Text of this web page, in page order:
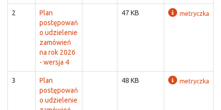
2
Plan
postępowań
o udzielenie
zamówień
na rok 2026
- wersja 4
47 KB metryczka
3
Plan
postępowań
o udzielenie
48 KB metryczka